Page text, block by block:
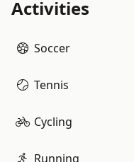
Activities
Soccer
Tennis
Cycling
Running